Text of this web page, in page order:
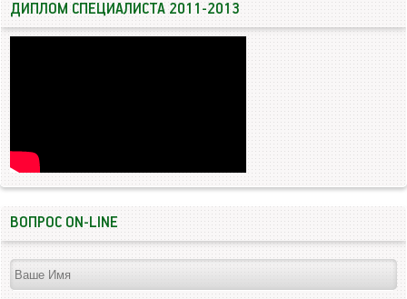
ДИПЛОМ СПЕЦИАЛИСТА 2011-2013
ВОПРОС ON-LINE